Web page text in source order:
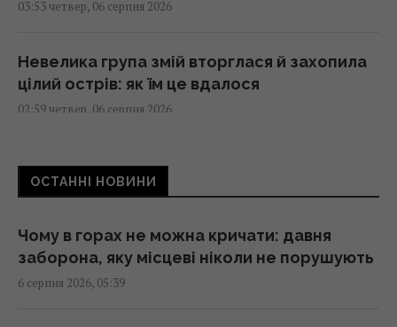
03:53 четвер, 06 серпня 2026
Невелика група змій вторглася й захопила
цілий острів: як їм це вдалося
02:59 четвер, 06 серпня 2026
Сонячну електростанцію зупинили в
розпал літа: причина виявилася
02:50 четвер, 06 серпня 2026
Путін перегруповує бойові дії в Україні: у
ОСТАННІ НОВИНИ
Чому в горах не можна кричати: давня
заборона, яку місцеві ніколи не порушують
6 серпня 2026, 05:39